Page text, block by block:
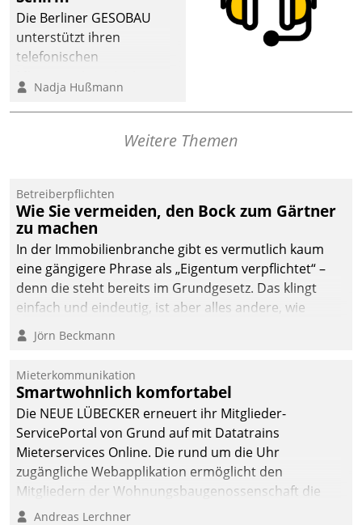
dafür ein Team
bestehend aus
Wohnungsunternehmen
und PropTech.
Die Berliner GESOBAU
unterstützt ihren
telefonischen
digitalen Cockpit, das
situationsbezogen
passende Fragen und
Dialogführung ermöglicht
dem externen
Serviceteam, Anrufe von
Mietenden zügiger und
effizienter zu bearbeiten.
Nadja Hußmann
Weitere Themen
Betreiberpflichten
Wie Sie vermeiden, den Bock zum Gärtner
zu machen
In der Immobilienbranche gibt es vermutlich kaum
eine gängigere Phrase als „Eigentum verpflichtet“ –
denn die steht bereits im Grundgesetz. Das klingt
einfach und eindeutig, ist aber alles andere, wie
Branchenbeschäftigte wissen. Denn mit der
Verantwortung folgen Verpflichtungen.
Jörn Beckmann
Mieterkommunikation
Smartwohnlich komfortabel
Die NEUE LÜBECKER erneuert ihr Mitglieder-
ServicePortal von Grund auf mit Datatrains
Mieterservices Online. Die rund um die Uhr
zugängliche Webapplikation ermöglicht den
Mitgliedern der Wohnungs­bau­genossenschaft die
Kontaktaufnahme per Smartphone, Tablet oder PC.
Andreas Lerchner